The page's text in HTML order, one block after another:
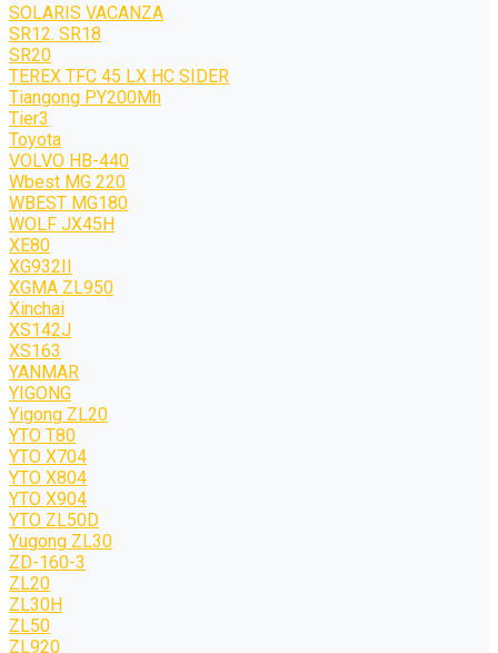
SOLARIS VACANZA
SR12. SR18
SR20
TEREX TFC 45 LX HC SIDER
Tiangong PY200Mh
Tier3
Toyota
VOLVO HB-440
Wbest MG 220
WBEST MG180
WOLF JХ45H
XE80
XG932II
XGMA ZL950
Xinchai
XS142J
XS163
YANMAR
YIGONG
Yigong ZL20
YTO T80
YTO X704
YTO X804
YTO X904
YTO ZL50D
Yugong ZL30
ZD-160-3
ZL20
ZL30H
ZL50
ZL920